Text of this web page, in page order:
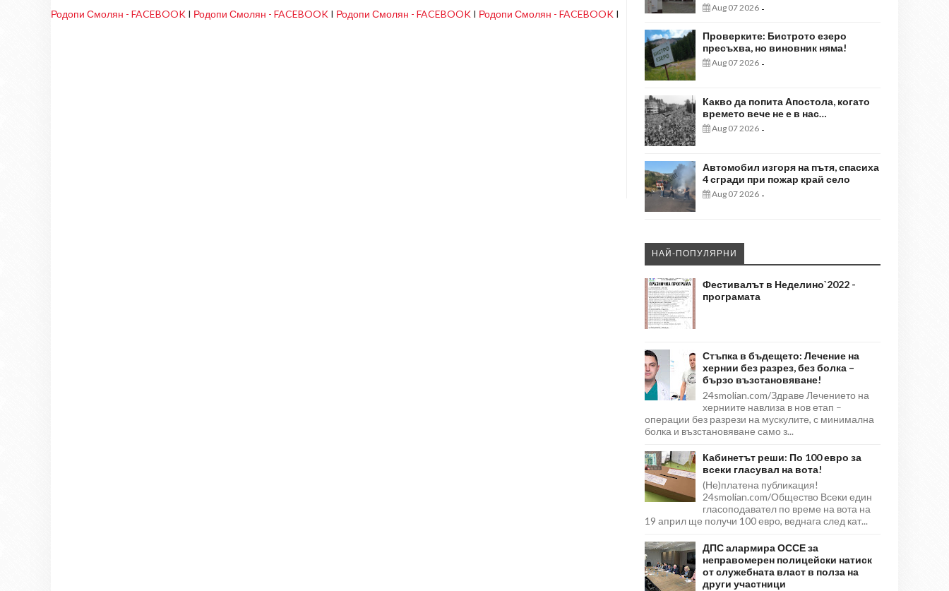
Родопи Смолян - FACEBOOK I Родопи Смолян - FACEBOOK I Родопи Смолян - FACEBOOK I Родопи Смолян - FACEBOOK I
Aug 07 2026 -
Проверките: Бистрото езеро
пресъхва, но виновник няма!
Aug 07 2026 -
Какво да попита Апостола, когато
времето вече не е в нас…
Aug 07 2026 -
Автомобил изгоря на пътя, спасиха
4 сгради при пожар край село
Aug 07 2026 -
НАЙ-ПОПУЛЯРНИ
Фестивалът в Неделино`2022 -
програмата
Стъпка в бъдещето: Лечение на
хернии без разрез, без болка –
бързо възстановяване!
24smolian.com/Здраве Лечението на
херниите навлиза в нов етап –
операции без разрези на мускулите, с минимална
болка и възстановяване само з...
Кабинетът реши: По 100 евро за
всеки гласувал на вота!
(Не)платена публикация!
24smolian.com/Общество Всеки един
гласоподавател по време на вота на
19 април ще получи 100 евро, веднага след кат...
ДПС алармира ОССЕ за
неправомерен полицейски натиск
от служебната власт в полза на
други участници